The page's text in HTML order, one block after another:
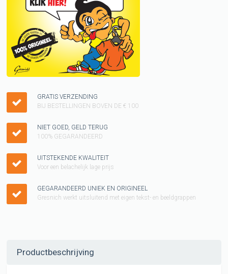
GRATIS VERZENDING
BIJ BESTELLINGEN BOVEN DE € 100
NIET GOED, GELD TERUG
100% GEGARANDEERD
UITSTEKENDE KWALITEIT
Voor een belachelijk lage prijs
GEGARANDEERD UNIEK EN ORIGINEEL
Gresnich werkt uitsluitend met eigen tekst- en beeldgrappen
Productbeschrijving